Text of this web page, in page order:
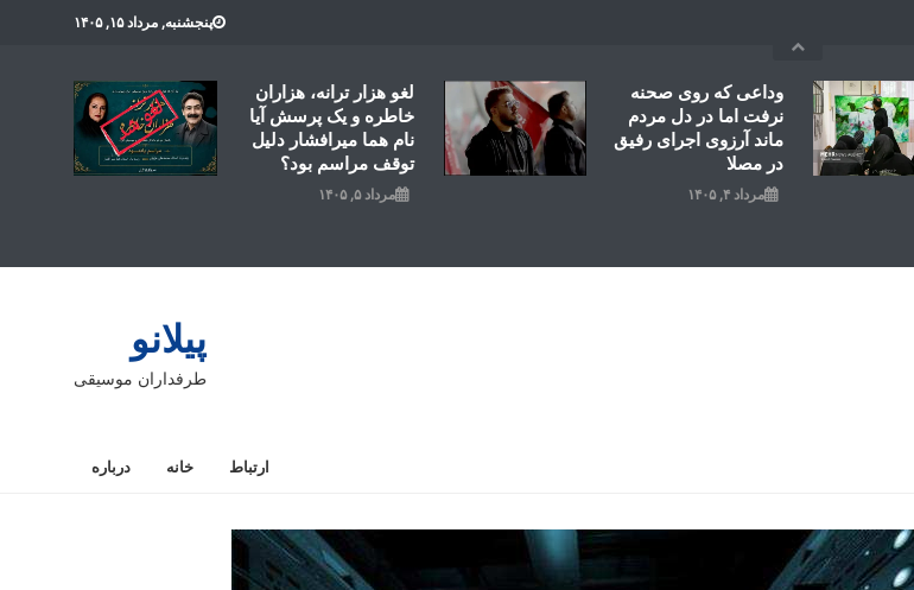
پنجشنبه, مرداد ۱۵, ۱۴۰۵
لغو هزار ترانه، هزاران
خاطره و یک پرسش آیا
نام هما میرافشار دلیل
توقف مراسم بود؟
مرداد ۵, ۱۴۰۵
وداعی که روی صحنه
نرفت اما در دل مردم
ماند آرزوی اجرای رفیق
در مصلا
مرداد ۴, ۱۴۰۵
پیلانو
طرفداران موسیقی
ارتباط خانه درباره